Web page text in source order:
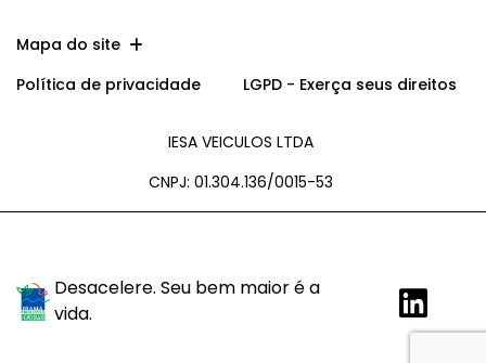
Mapa do site
Política de privacidade
LGPD - Exerça seus direitos
IESA VEICULOS LTDA
CNPJ: 01.304.136/0015-53
Desacelere. Seu bem maior é a
vida.